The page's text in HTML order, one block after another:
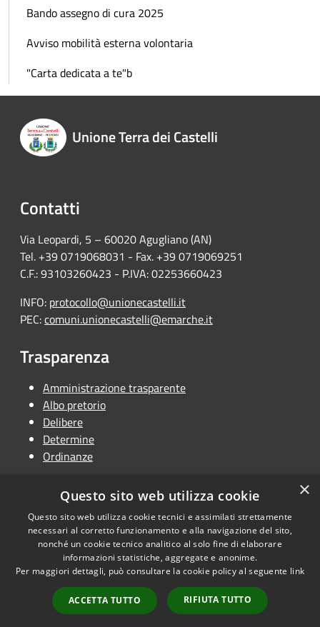
Bando assegno di cura 2025
Avviso mobilità esterna volontaria
"Carta dedicata a te"b
Unione Terra dei Castelli
Contatti
Via Leopardi, 5 – 60020 Agugliano (AN)
Tel. +39 0719068031 - Fax. +39 0719069251
C.F.: 93103260423 - P.IVA: 02253660423
INFO: protocollo@unionecastelli.it
PEC:comuni.unionecastelli@emarche.it
Trasparenza
Amministrazione trasparente
Albo pretorio
Delibere
Determine
Ordinanze
RSS
Accessibilità
Cookie
Mappa del sito
Dichiarazione di
Copyright © 2026 • Unione
Terra dei Castelli • Powered by
Municipium•Accesso
redazione
×
Questo sito web utilizza cookie
Questo sito web utilizza cookie tecnici e assimilati strettamente
necessari al corretto funzionamento e alla navigazione del sito,
nonché un cookie tecnico analitico al solo fine di elaborare
informazioni statistiche, aggregate e anonime.
Per maggiori dettagli, può consultare la cookie policy al seguente link
ACCETTA TUTTO RIFIUTA TUTTO